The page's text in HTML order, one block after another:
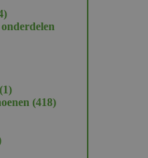
1174
producten
11
product418418